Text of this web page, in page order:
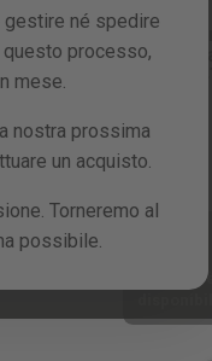
gestire né spedire
processo,
mese.
nostra prossima
un acquisto.
Torneremo al
possibile.
diesel
benzina
elettrico
103,99 €
quando